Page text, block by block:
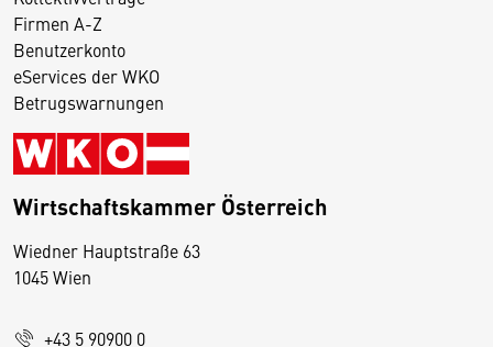
Firmen A-Z
Benutzerkonto
eServices der WKO
Betrugswarnungen
Wirtschaftskammer Österreich
Wiedner Hauptstraße 63
1045 Wien
+43 5 90900 0
D